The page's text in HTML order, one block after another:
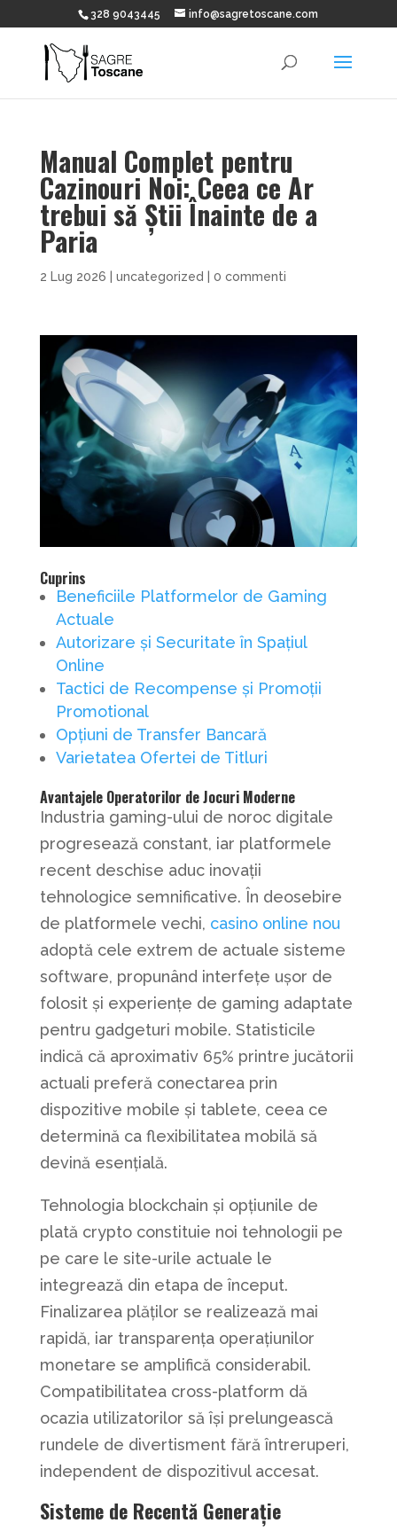
328 9043445 info@sagretoscane.com
Manual Complet pentru
Cazinouri Noi: Ceea ce Ar
trebui să Știi Înainte de a
Paria
2 Lug 2026 uncategorized 0 commenti
Cuprins
Beneficiile Platformelor de Gaming
Actuale
Autorizare și Securitate în Spațiul
Online
Tactici de Recompense și Promoții
Promotional
Opțiuni de Transfer Bancară
Varietatea Ofertei de Titluri
Avantajele Operatorilor de Jocuri Moderne
Industria gaming-ului de noroc digitale
progresează constant, iar platformele
recent deschise aduc inovații
tehnologice semnificative. În deosebire
de platformele vechi, casino online nou
adoptă cele extrem de actuale sisteme
software, propunând interfețe ușor de
folosit și experiențe de gaming adaptate
pentru gadgeturi mobile. Statisticile
indică că aproximativ 65% printre jucătorii
actuali preferă conectarea prin
dispozitive mobile și tablete, ceea ce
determină ca flexibilitatea mobilă să
devină esențială.
Tehnologia blockchain și opțiunile de
plată crypto constituie noi tehnologii pe
pe care le site-urile actuale le
integrează din etapa de început.
Finalizarea plăților se realizează mai
rapidă, iar transparența operațiunilor
monetare se amplifică considerabil.
Compatibilitatea cross-platform dă
ocazia utilizatorilor să își prelungească
rundele de divertisment fără întreruperi,
independent de dispozitivul accesat.
Sisteme de Recentă Generație